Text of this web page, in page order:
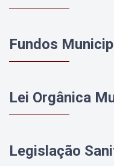
Fundos
Lei Orgânica
Legislação